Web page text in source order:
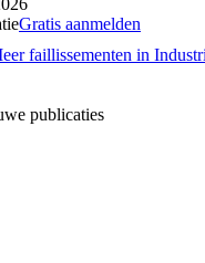
Gratis aanmelden
faillissementen in
publicaties